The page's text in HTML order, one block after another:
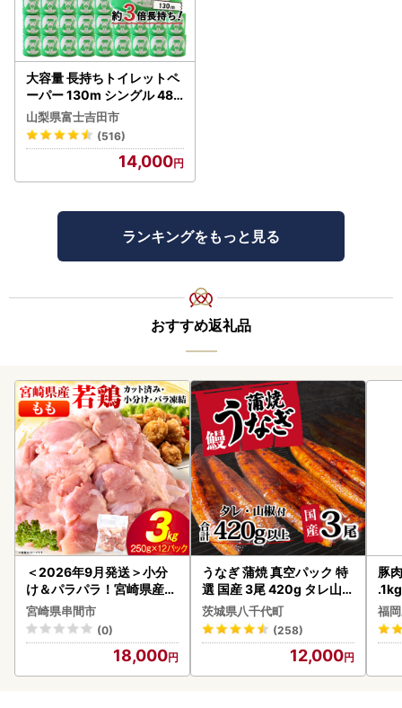
大容量 長持ちトイレットペ
ーパー 130m シングル 48R
芯なし 3倍巻 トイレット
山梨県富士吉田市
(516)
14,000
ランキングをもっと見る
おすすめ返礼品
＜2026年9月発送＞小分
け＆パラパラ！宮崎県産鶏
ももカット合計3kg_K043
-009-2609
宮崎県串間市
(0)
18,000
うなぎ 蒲焼 真空パック 特
選 国産 3尾 420g タレ山椒
付き うな重 ひつまぶし 訳
あり 茨城 ウナギ 鰻 個包装
人気 美味しい 小分け 八千
茨城県八千代町
(258)
12,000
豚
福